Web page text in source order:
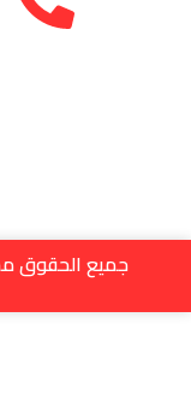
جميع الحقوق